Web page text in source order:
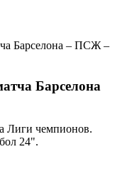
Барселона – ПСЖ –
Барселона
Лиги чемпионов.
24".